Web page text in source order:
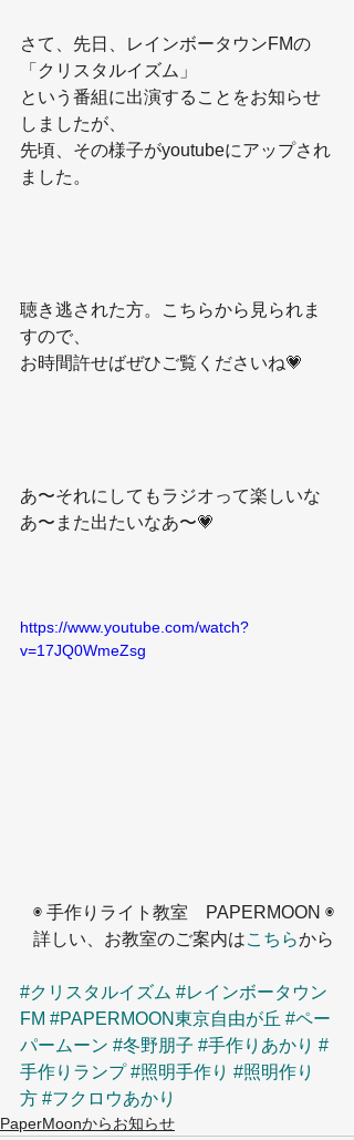
さて、先日、レインボータウンFMの
「クリスタルイズム」
という番組に出演することをお知らせ
しましたが、
先頃、その様子がyoutubeにアップされ
ました。
聴き逃された方。こちらから見られま
すので、
お時間許せばぜひご覧くださいね💗
あ〜それにしてもラジオって楽しいな
あ〜また出たいなあ〜💗
https://www.youtube.com/watch?
v=17JQ0WmeZsg
◉ 手作りライト教室　PAPERMOON ◉
詳しい、お教室のご案内はこちらから
#クリスタルイズム #レインボータウン
FM #PAPERMOON東京自由が丘 #ペー
パームーン #冬野朋子 #手作りあかり #
手作りランプ #照明手作り #照明作り
方 #フクロウあかり
PaperMoonからお知らせ